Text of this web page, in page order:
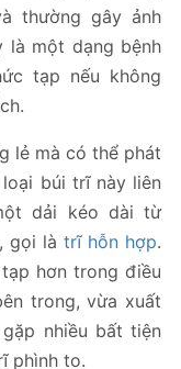
thường gây ảnh
là một dạng bệnh
tạp nếu không
lẻ mà có thể phát
búi trĩ này liên
dải kéo dài từ
gọi làtrĩ hỗn hợp.
hơn trong điều
trong, vừa xuất
nhiều bất tiện
phình to.